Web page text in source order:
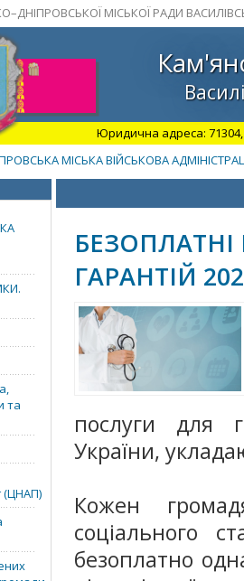
МІСЬКОЇ РАДИ
Юридична адреса: 71304,
МІСЬКА ВІЙСЬКОВА
та
(ЦНАП)
ГАРАНТІЙ
послуги для
України,
Кожен
соціального
безоплатно